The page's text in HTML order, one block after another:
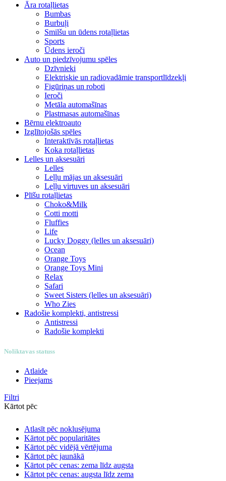
Āra rotaļlietas
Bumbas
Burbuļi
Smilšu un ūdens rotaļlietas
Sports
Ūdens ieroči
Auto un piedzīvojumu spēles
Dzīvnieki
Elektriskie un radiovadāmie transportlīdzekļi
Figūriņas un roboti
Ieroči
Metāla automašīnas
Plastmasas automašīnas
Bērnu elektroauto
Izglītojošās spēles
Interaktīvās rotaļlietas
Koka rotaļlietas
Lelles un aksesuāri
Lelles
Leļļu mājas un aksesuāri
Leļļu virtuves un aksesuāri
Plīšu rotaļlietas
Choko&Milk
Cotti motti
Fluffies
Life
Lucky Doggy (lelles un aksesuāri)
Ocean
Orange Toys
Orange Toys Mini
Relax
Safari
Sweet Sisters (lelles un aksesuāri)
Who Zies
Radošie komplekti, antistressi
Antistressi
Radošie komplekti
Noliktavas statuss
Atlaide
Pieejams
Filtri
Kārtot pēc
Atlasīt pēc noklusējuma
Kārtot pēc popularitātes
Kārtot pēc vidējā vērtējuma
Kārtot pēc jaunākā
Kārtot pēc cenas: zema līdz augsta
Kārtot pēc cenas: augsta līdz zema